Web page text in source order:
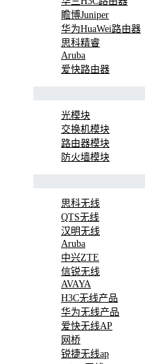
瞻博Juniper
华为HuaWei路由器
思科精睿
Aruba
爱快路由器
光模块
交换机模块
路由器模块
防火墙模块
思科无线
QTS无线
汉明无线
Aruba
中兴ZTE
信锐无线
AVAYA
H3C无线产品
华为无线产品
爱快无线AP
网桥
锐捷无线ap